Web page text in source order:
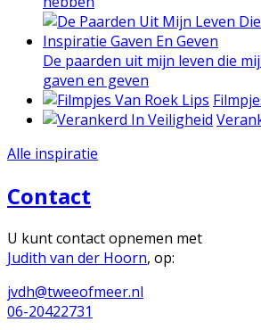
De paarden uit mijn leven die
gaven en geven
Alle inspiratie
Contact
U kunt contact opnemen met
Judith van der Hoorn, op:
jvdh@tweeofmeer.nl
06-20422731